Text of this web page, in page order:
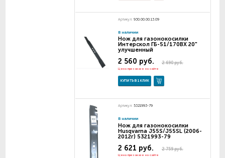
Артикул: 930.00.00.13.09
В наличии
Нож для газонокосилки
Интерскол ГБ-51/170ВХ 20"
улучшенный
2 690 руб.
2 560 руб.
Цена при заказе на сайте
КУПИТЬ В 1 КЛИК
Артикул: 5321993-79
В наличии
Нож для газонокосилки
Husqvarna J55S/J55SL (2006-
2012г) 5321993-79
2 759 руб.
2 621 руб.
Цена при заказе на сайте